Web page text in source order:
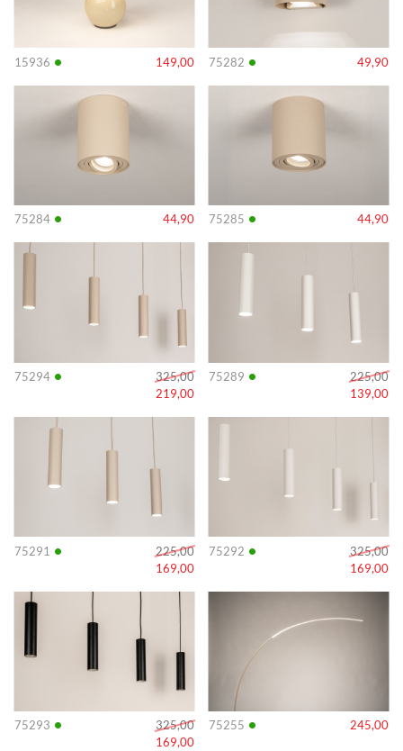
15936 • 149,00 75282 • 49,90
75284 • 44,90
Info
75285 • 44,90
Info
75294 •
325,00
219,00
Info
75289 •
225,00
139,00
Info
75291 •
225,00
169,00
Info
75292 •
325,00
169,00
Info
75293 •
325,00
169,00
Info
75255 • 245,00
Info